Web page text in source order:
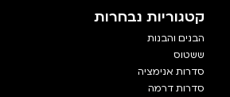
קטגוריות נבחרות
הבנים והבנות
ששטוס
סדרות אנימציה
סדרות דרמה